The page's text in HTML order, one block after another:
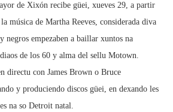
de Xixón recibe güei, xueves 29, a partir
música de Martha Reeves, considerada diva
negros empezaben a baillar xuntos na
de los 60 y alma del sellu Motown.
directu con James Brown o Bruce
y produciendo discos güei, en dexando les
na so Detroit natal.